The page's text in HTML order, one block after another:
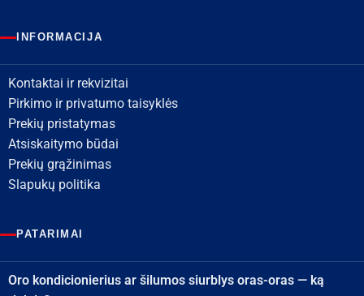
INFORMACIJA
Kontaktai ir rekvizitai
Pirkimo ir privatumo taisyklės
Prekių pristatymas
Atsiskaitymo būdai
Prekių grąžinimas
Slapukų politika
PATARIMAI
Oro kondicionierius ar šilumos siurblys oras-oras — ką